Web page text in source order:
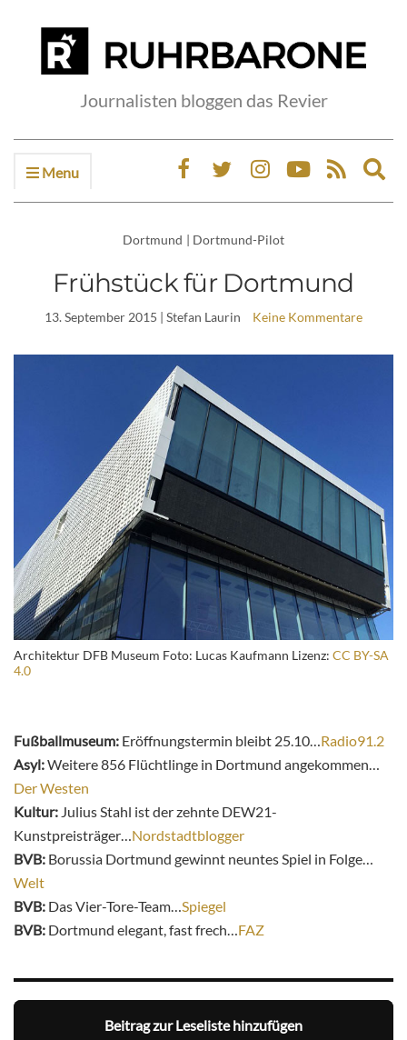
Journalisten bloggen das Revier
Menu
Dortmund | Dortmund-Pilot
Frühstück für Dortmund
13. September 2015 | Stefan Laurin Keine Kommentare
Architektur DFB Museum Foto: Lucas Kaufmann Lizenz: CC BY-SA
4.0
Fußballmuseum: Eröffnungstermin bleibt 25.10… Radio91.2
Asyl:Weitere 856 Flüchtlinge in Dortmund angekommen…
Der Westen
Kultur: Julius Stahl ist der zehnte DEW21-
Kunstpreisträger… Nordstadtblogger
BVB: Borussia Dortmund gewinnt neuntes Spiel in Folge…
Welt
BVB: Das Vier-Tore-Team… Spiegel
BVB: Dortmund elegant, fast frech… FAZ
Beitrag zur Leseliste hinzufügen